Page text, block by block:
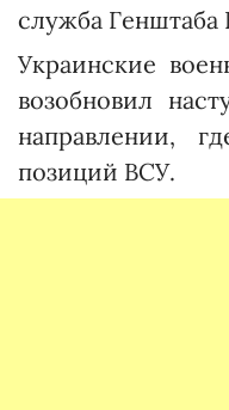
служба Генштаба
Украинские
возобновил
направлении,
позиций ВСУ.